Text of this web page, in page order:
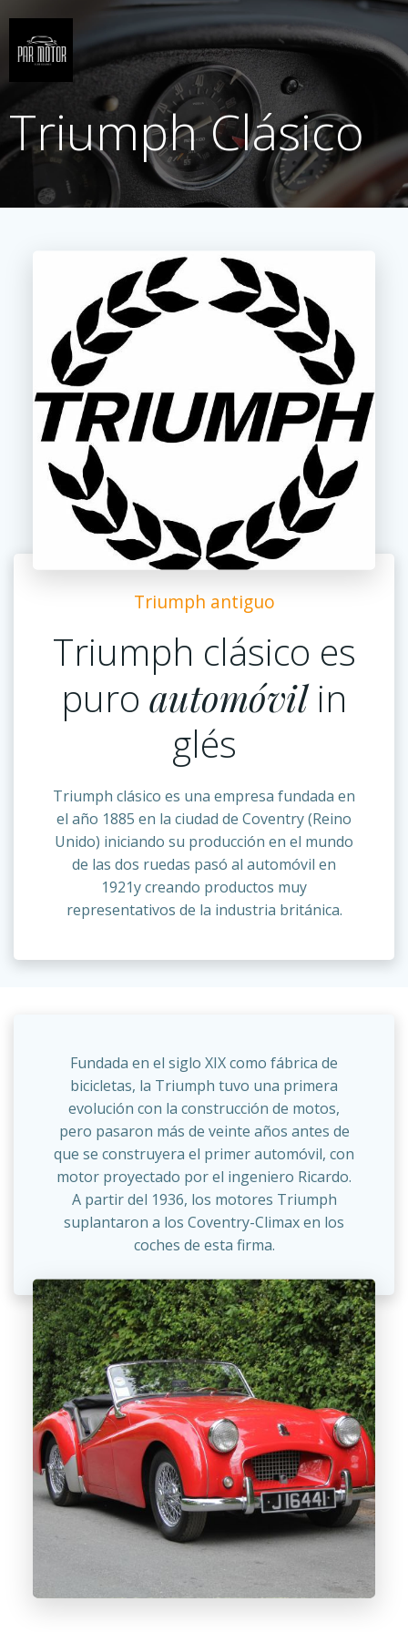
contenido
Triumph Clásico
Triumph antiguo
Triumph clásico es
puro automóvilin
glés
Triumph clásico es una empresa fundada en
el año 1885 en la ciudad de Coventry (Reino
Unido) iniciando su producción en el mundo
de las dos ruedas pasó al automóvil en
1921y creando productos muy
representativos de la industria británica.
Fundada en el siglo XIX como fábrica de
bicicletas, la Triumph tuvo una primera
evolución con la construcción de motos,
pero pasaron más de veinte años antes de
que se construyera el primer automóvil, con
motor proyectado por el ingeniero Ricardo.
A partir del 1936, los motores Triumph
suplantaron a los Coventry-Climax en los
coches de esta firma.